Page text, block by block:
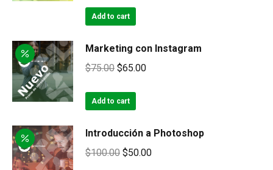
Add to cart
Marketing con Instagram
$75.00 Original
was:
$65.00Current
Add to cart
Introducción a Photoshop
$100.00 Original
$50.00Current